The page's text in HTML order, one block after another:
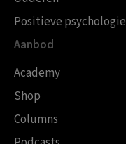
Positieve psychologie
Aanbod
Academy
Shop
Columns